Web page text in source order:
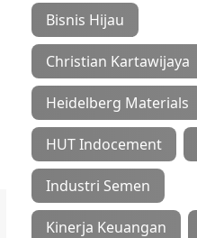
Bisnis Hijau
Christian Kartawijaya
Heidelberg Materials
HUT Indocement
Industri Semen
Kinerja Keuangan